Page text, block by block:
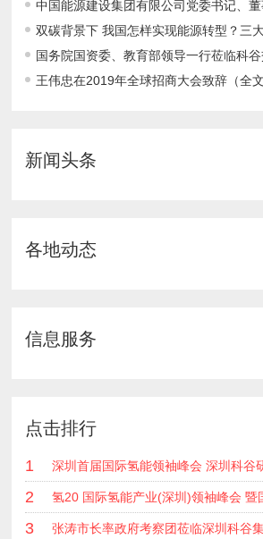
王伟忠在2019年全球招商大会致辞（全文
新闻头条
各地动态
信息服务
点击排行
1
2
3 张涛市长率政府考察团莅临深圳科谷